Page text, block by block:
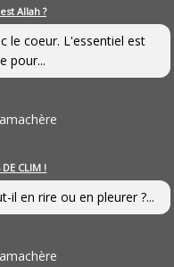
Allah ?
le coeur. L'essentiel est
pour...
DE CLIM !
il en rire ou en pleurer ?...